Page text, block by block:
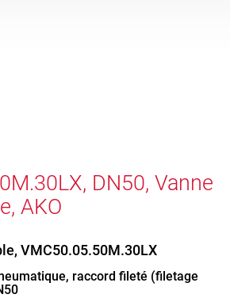
DN50, Vanne
AKO
VMC50.05.50M.30LX
raccord fileté (filetage